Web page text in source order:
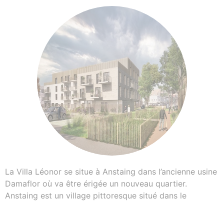
La Villa Léonor se situe à Anstaing dans l’ancienne usine
Damaflor où va être érigée un nouveau quartier.
Anstaing est un village pittoresque situé dans le